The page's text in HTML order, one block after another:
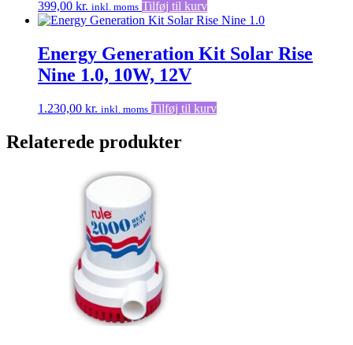
399,00 kr. inkl. moms Tilføj til kurv
Energy Generation Kit Solar Rise
Nine 1.0, 10W, 12V
1.230,00 kr. inkl. moms Tilføj til kurv
Relaterede produkter